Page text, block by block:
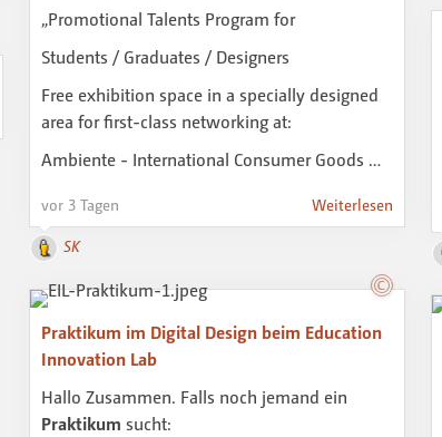
„Promotional Talents Program for
Students / Graduates / Designers
Free exhibition space in a specially designed
area for first-class networking at:
Ambiente - International Consumer Goods …
vor 3 Tagen Weiterlesen
SK
Praktikum im Digital Design beim Education
Innovation Lab
Hallo Zusammen. Falls noch jemand ein
Praktikum sucht: